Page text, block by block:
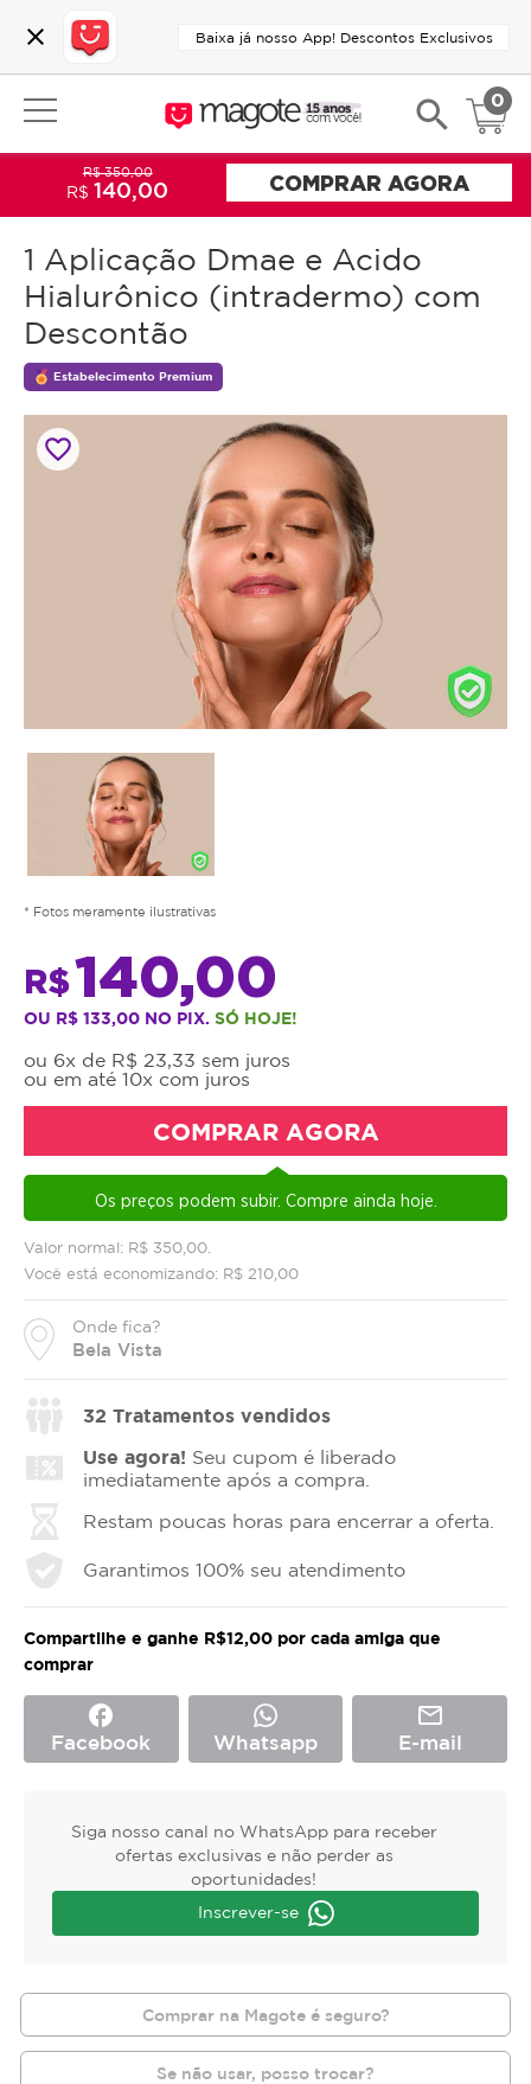
close Baixa já nosso App! Descontos Exclusivos
search 0
1 Aplicação Dmae e Acido
Hialurônico (intradermo) com
Descontão
Estabelecimento Premium
favorite_border
* Fotos meramente ilustrativas
Valor normal: R$ 350,00.
Você está economizando: R$ 210,00
Onde fica?
Bela Vista
R$140,00
OU R$ 133,00 NO PIX. SÓ HOJE!
ou 6x de R$ 23,33 sem juros
ou em até 10x com juros
COMPRAR AGORA
Os preços podem subir. Compre ainda hoje.
R$ 350,00
R$140,00 COMPRAR AGORA
32 Tratamentos vendidos
Use agora! Seu cupom é liberado
imediatamente após a compra.
Restam poucas horas para encerrar a oferta.
Garantimos 100% seu atendimento
Compartilhe e ganhe R$12,00 por cada amiga que
comprar
facebook
Facebook Whatsapp
mail_outline
E-mail
Siga nosso canal no WhatsApp para receber
ofertas exclusivas e não perder as
oportunidades!
Inscrever-se
Comprar na Magote é seguro?
Se não usar, posso trocar?